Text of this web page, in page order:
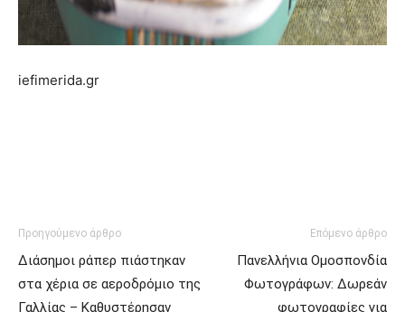
iefimerida.gr
Προηγούμενο άρθρο
Διάσημοι ράπερ πιάστηκαν
στα χέρια σε αεροδρόμιο της
Γαλλίας – Καθυστέρησαν
Επόμενο άρθρο
Πανελλήνια Ομοσπονδία
Φωτογράφων: Δωρεάν
φωτογραφίες για